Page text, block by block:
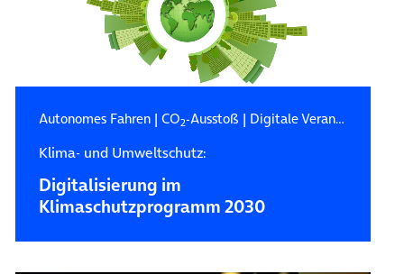
Autonomes Fahren| CO2-Ausstoß | Digitale Verantwortung
Klima- und Umweltschutz:
Digitalisierung im
Klimaschutzprogramm 2030